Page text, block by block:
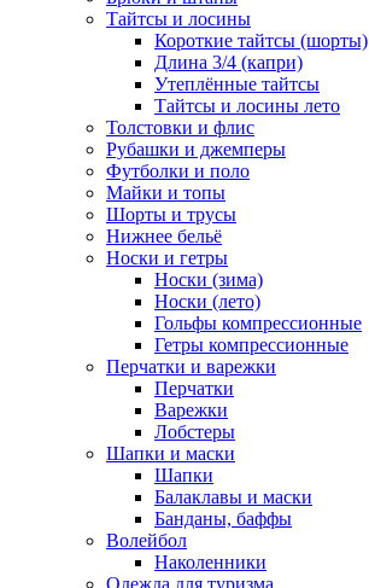
Тайтсы и лосины
Короткие тайтсы (шорты)
Длина 3/4 (капри)
Утеплённые тайтсы
Тайтсы и лосины лето
Толстовки и флис
Рубашки и джемперы
Футболки и поло
Майки и топы
Шорты и трусы
Нижнее бельё
Носки и гетры
Носки (зима)
Носки (лето)
Гольфы компрессионные
Гетры компрессионные
Перчатки и варежки
Перчатки
Варежки
Лобстеры
Шапки и маски
Шапки
Балаклавы и маски
Банданы, баффы
Волейбол
Наколенники
Одежда для туризма